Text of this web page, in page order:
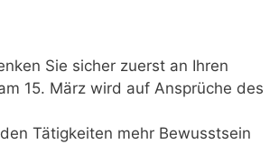
Sie sicher zuerst an Ihren
15. März wird auf Ansprüche des
Tätigkeiten mehr Bewusstsein